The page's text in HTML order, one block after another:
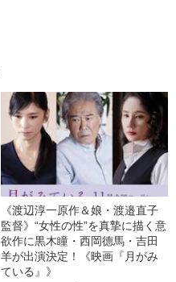
《渡辺淳一原作＆娘・渡邉直子
監督》“女性の性”を真摯に描く意
欲作に黒木瞳・西岡德馬・吉田
羊が出演決定！《映画『月がみ
ている』》